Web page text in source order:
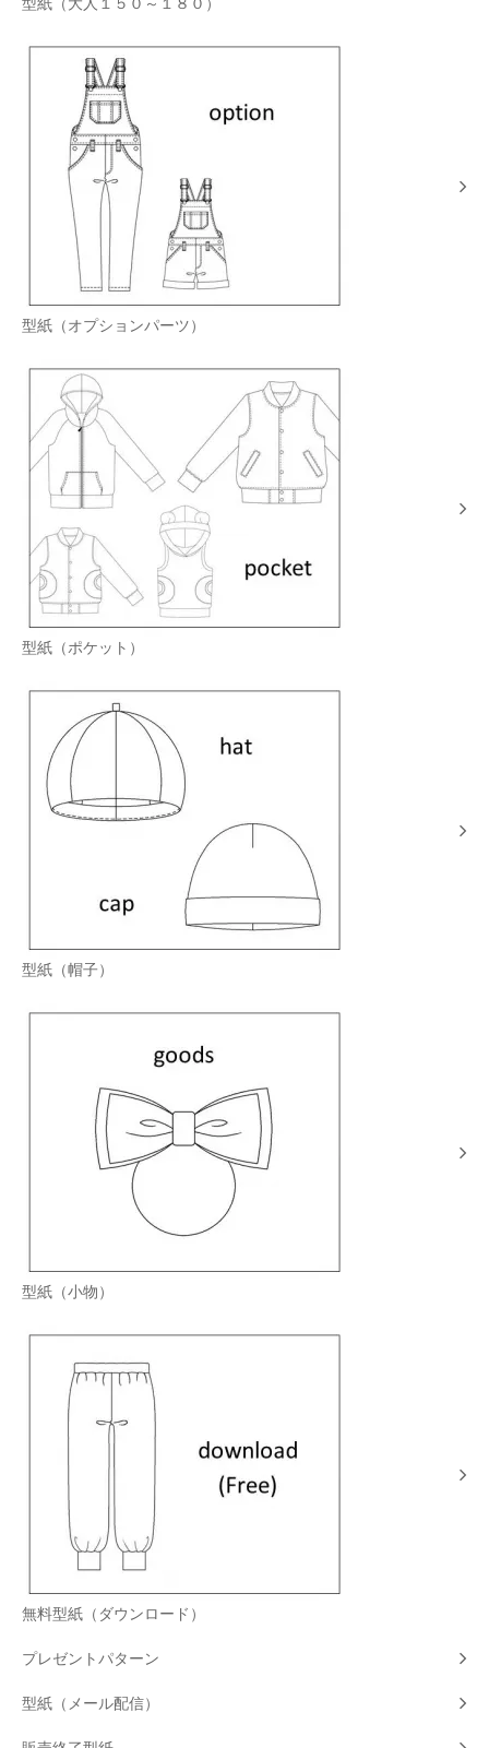
型紙（オプションパーツ）
型紙（ポケット）
型紙（帽子）
型紙（小物）
無料型紙（ダウンロード）
プレゼントパターン
型紙（メール配信）